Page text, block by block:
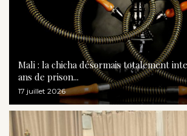
Mali : la chicha désormais totalement
ans de prison...
17 juillet 2026